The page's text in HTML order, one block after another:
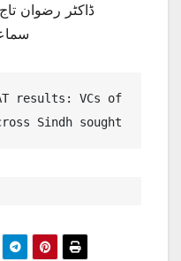
ڈاکٹر رضوان
سماعت 9 اکتوبر
results: VCs of
Sindh sought